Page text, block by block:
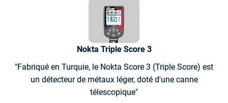
Nokta Triple Score 3
"Fabriqué en Turquie, le Nokta Score 3 (Triple Score) est
un détecteur de métaux léger, doté d'une canne
télescopique"